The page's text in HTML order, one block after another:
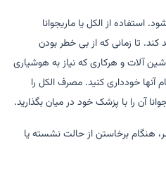
از الکل یا ماریجوانا
تا زمانی که از بی خطر بودن
آلات و هرکاری که نیاز به هوشیاری
آنها خودداری کنید. مصرف الکل را
آن را با پزشک خود در میان بگذارید.
برخاستن از حالت نشسته یا